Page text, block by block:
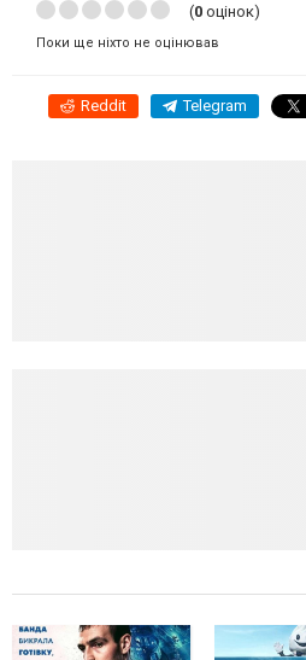
(0 оцінок)
Поки ще ніхто не оцінював
Reddit Telegram